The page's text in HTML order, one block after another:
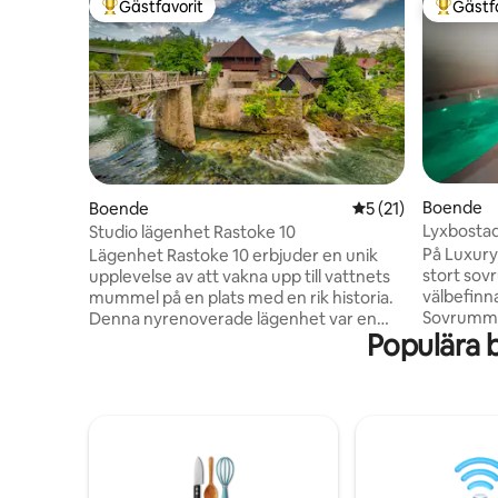
Populär gästfavorit
Gästfavorit
Boende 5 av 5 i
5 (21)
Studio lägenhet Rastoke 10
Lägenhet Rastoke 10 erbjuder en unik
upplevelse av att vakna upp till vattnets
mummel på en plats med en rik historia.
Denna nyrenoverade lägenhet var en
lokalbefolkningen och resenärer, och är
närliggande stranden eller bor i
lägenheten, är denna lägenhet det
Boende
På
stort
och är
med en
bastu i
Populära